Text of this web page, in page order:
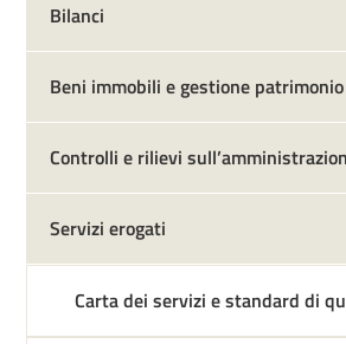
Bilanci
Beni immobili e gestione patrimonio
Controlli e rilievi
Servizi erogati
Carta dei servizi e standard di